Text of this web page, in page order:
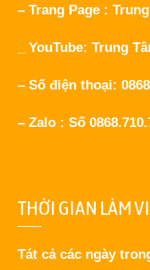
– Trang Page :
_ YouTube: Trung
– Số điện thoại:
– Zalo : Số
THỜI GIAN LÀM
Tát cả các ngày